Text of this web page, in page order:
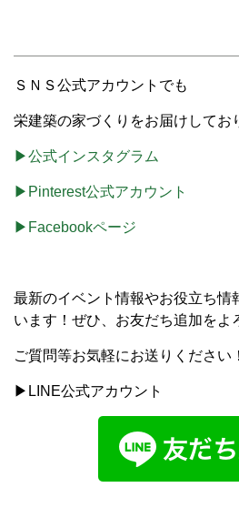
ＳＮＳ公式アカウントでも
栄建築の家づくりをお届けしてお
▶公式インスタグラム
▶Pinterest公式アカウント
▶Facebookページ
最新のイベント情報やお役立ち情
います！ぜひ、お友だち追加をよ
ご質問等お気軽にお送りください！
▶LINE公式アカウント